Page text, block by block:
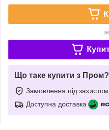
Що таке купити з Пром?
Замовлення під захистом
Доступна доставка